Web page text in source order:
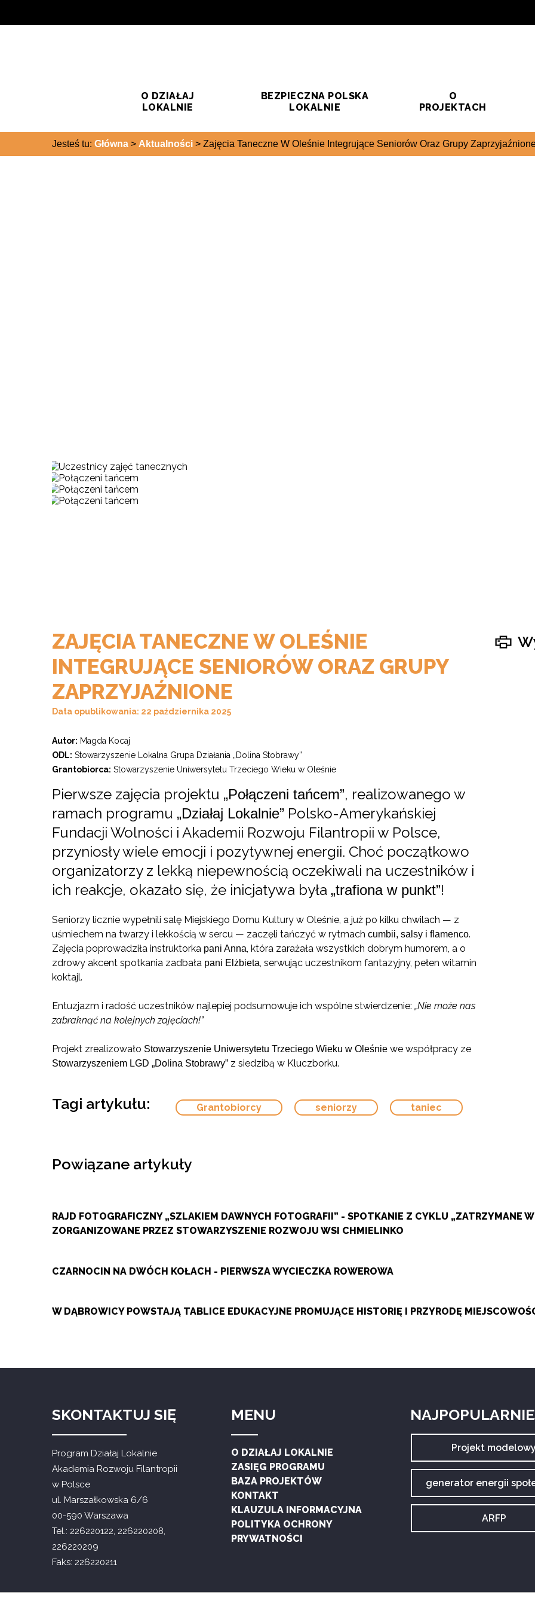
O DZIAŁAJ
LOKALNIE
BEZPIECZNA POLSKA
LOKALNIE
O
PROJEKTACH
Jesteś tu: Główna > Aktualności > Zajęcia Taneczne W Oleśnie Integrujące Seniorów Oraz Grupy
ZAJĘCIA TANECZNE W OLEŚNIE
INTEGRUJĄCE SENIORÓW ORAZ GRUPY
ZAPRZYJAŹNIONE
Data opublikowania: 22 października 2025
Autor: Magda Kocaj
ODL: Stowarzyszenie Lokalna Grupa Działania „Dolina Stobrawy”
Grantobiorca: Stowarzyszenie Uniwersytetu Trzeciego Wieku w Oleśnie
Pierwsze zajęcia projektu „Połączeni tańcem”, realizowanego w
ramach programu „Działaj Lokalnie” Polsko-Amerykańskiej
Fundacji Wolności i Akademii Rozwoju Filantropii w Polsce,
przyniosły wiele emocji i pozytywnej energii. Choć początkowo
organizatorzy z lekką niepewnością oczekiwali na uczestników i
ich reakcje, okazało się, że inicjatywa była „trafiona w punkt”!
Seniorzy licznie wypełnili salę Miejskiego Domu Kultury w Oleśnie, a już po kilku chwilach — z
uśmiechem na twarzy i lekkością w sercu — zaczęli tańczyć w rytmach cumbii, salsy i flamenco.
Zajęcia poprowadziła instruktorka pani Anna , która zarażała wszystkich dobrym humorem, a o
zdrowy akcent spotkania zadbała pani Elżbieta , serwując uczestnikom fantazyjny, pełen witamin
koktajl.
Entuzjazm i radość uczestników najlepiej podsumowuje ich wspólne stwierdzenie: „Nie może nas
zabraknąć na kolejnych zajęciach!”
Projekt zrealizowało Stowarzyszenie Uniwersytetu Trzeciego Wieku w Oleśnie we współpracy ze
Stowarzyszeniem LGD „Dolina Stobrawy” z siedzibą w Kluczborku.
Tagi artykułu: Grantobiorcy seniorzy taniec
Powiązane artykuły
RAJD FOTOGRAFICZNY „SZLAKIEM DAWNYCH FOTOGRAFII” - SPOTKANIE Z CYKLU „ZATRZYMANE
ZORGANIZOWANE PRZEZ STOWARZYSZENIE ROZWOJU WSI CHMIELINKO
CZARNOCIN NA DWÓCH KOŁACH - PIERWSZA WYCIECZKA ROWEROWA
W DĄBROWICY POWSTAJĄ TABLICE EDUKACYJNE PROMUJĄCE HISTORIĘ I PRZYRODĘ
SKONTAKTUJ SIĘ
Program Działaj Lokalnie
Akademia Rozwoju Filantropii
w Polsce
ul. Marszałkowska 6/6
00-590 Warszawa
Tel.: 226220122, 226220208,
226220209
Faks: 226220211
MENU
O DZIAŁAJ LOKALNIE
ZASIĘG PROGRAMU
BAZA PROJEKTÓW
KONTAKT
KLAUZULA INFORMACYJNA
POLITYKA OCHRONY
PRYWATNOŚCI
Archiwum
tagu:
Projekt modelowy
Archiwum
tagu:
generator energii
Archiwum
tagu:
ARFP